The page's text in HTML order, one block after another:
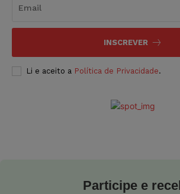
INSCREVER
Li e aceito a Política de Privacidade.
Participe e